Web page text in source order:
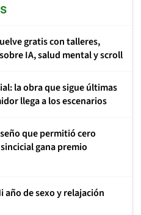
gratis con talleres,
IA, salud mental y scroll
la obra que sigue últimas
llega a los escenarios
que permitió cero
gana premio
año de sexo y relajación